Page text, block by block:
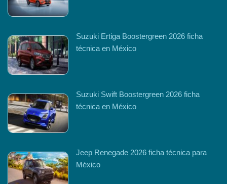
Suzuki Ertiga Boostergreen 2026 ficha
técnica en México
Suzuki Swift Boostergreen 2026 ficha
técnica en México
Jeep Renegade 2026 ficha técnica para
México